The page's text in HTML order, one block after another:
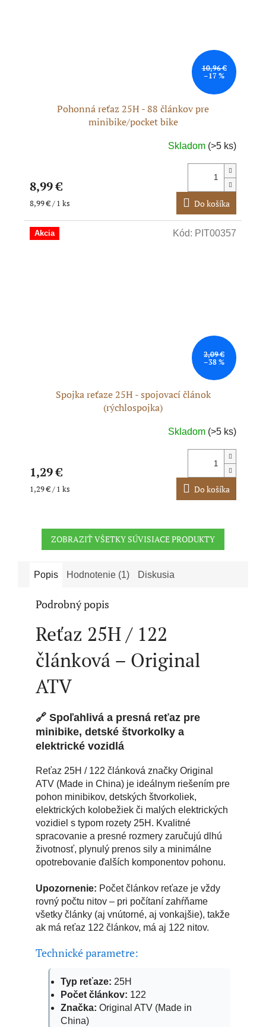
10,96 €
–17 %
Pohonná reťaz 25H - 88 článkov pre
minibike/pocket bike
je
5,0
5
hviezdičiek.
Skladom (>5 ks)
8,99 €
Jednotková
8,99 € / 1 ks Do košíka
Akcia
2,09 €
–38 %
Spojka reťaze 25H - spojovací článok
(rýchlospojka)
Skladom (>5 ks)
1,29 €
Jednotková
1,29 € / 1 ks Do košíka
Kód: PIT00357
ZOBRAZIŤ VŠETKY SÚVISIACE PRODUKTY
Popis Hodnotenie (1) Diskusia
Podrobný popis
Reťaz 25H / 122
článková – Original
ATV
🔗 Spoľahlivá a presná reťaz pre
minibike, detské štvorkolky a
elektrické vozidlá
Reťaz 25H / 122 článková značky Original
ATV (Made in China) je ideálnym riešením pre
pohon minibikov, detských štvorkoliek,
elektrických kolobežiek či malých elektrických
vozidiel s typom rozety 25H. Kvalitné
spracovanie a presné rozmery zaručujú dlhú
životnosť, plynulý prenos sily a minimálne
opotrebovanie ďalších komponentov pohonu.
Upozornenie: Počet článkov reťaze je vždy
rovný počtu nitov – pri počítaní zahŕňame
všetky články (aj vnútorné, aj vonkajšie), takže
ak má reťaz 122 článkov, má aj 122 nitov.
Technické parametre:
Typ reťaze: 25H
Počet článkov: 122
Značka: Original ATV (Made in
China)